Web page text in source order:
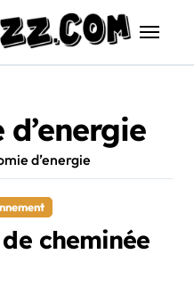
d’energie
cheminée